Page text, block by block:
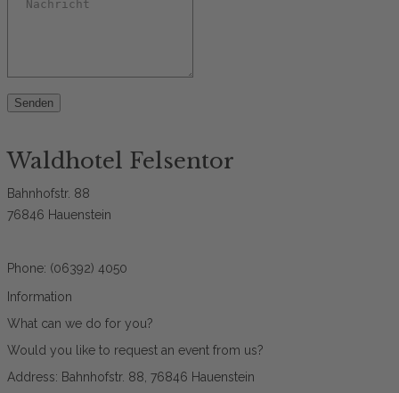
Senden
Waldhotel Felsentor
Bahnhofstr. 88
76846 Hauenstein
Phone: (06392) 4050
Information
What can we do for you?
Would you like to request an event from us?
Address: Bahnhofstr. 88, 76846 Hauenstein